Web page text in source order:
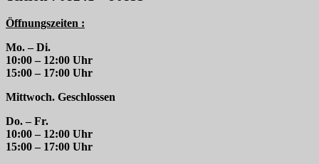
Öffnungszeiten :
Mo. – Di.
10:00 – 12:00 Uhr
15:00 – 17:00 Uhr
Mittwoch. Geschlossen
Do. – Fr.
10:00 – 12:00 Uhr
15:00 – 17:00 Uhr